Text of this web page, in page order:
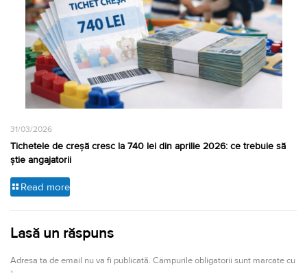
31/03/2026
Tichetele de creșă cresc la 740 lei din aprilie 2026: ce trebuie să
știe angajatorii
Read more
Lasă un răspuns
Adresa ta de email nu va fi publicată. Câmpurile obligatorii sunt marcate cu
*